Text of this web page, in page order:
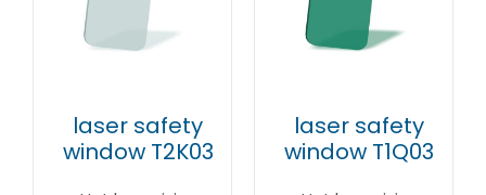
laser safety
window T2K03
laser safety
window T1Q03